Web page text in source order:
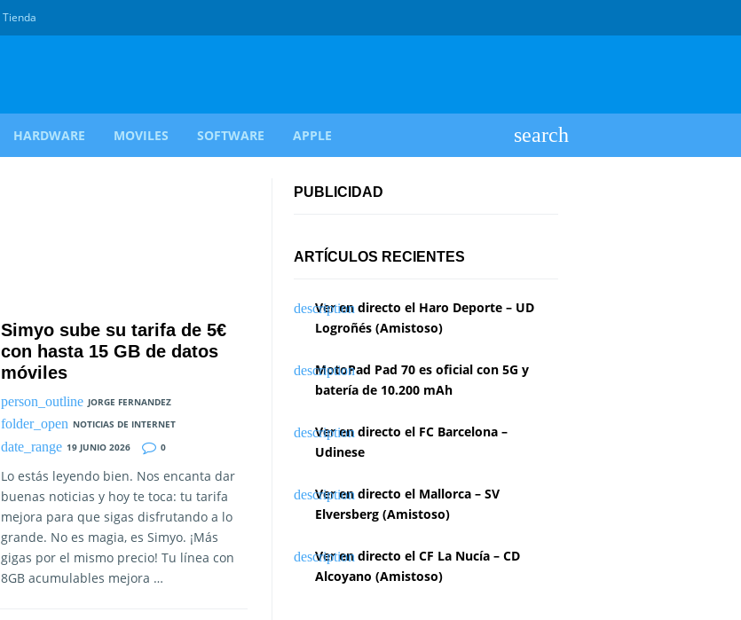
Tienda
HARDWARE MOVILES SOFTWARE APPLE
Simyo sube su tarifa de 5€
con hasta 15 GB de datos
móviles
JORGE FERNANDEZ
NOTICIAS DE INTERNET
19 JUNIO 2026
0
Lo estás leyendo bien. Nos encanta dar
buenas noticias y hoy te toca: tu tarifa
mejora para que sigas disfrutando a lo
grande. No es magia, es Simyo. ¡Más
gigas por el mismo precio! Tu línea con
8GB acumulables mejora …
PUBLICIDAD
ARTÍCULOS RECIENTES
Ver en directo el Haro Deporte – UD
Logroñés (Amistoso)
MotoPad Pad 70 es oficial con 5G y
batería de 10.200 mAh
Ver en directo el FC Barcelona –
Udinese
Ver en directo el Mallorca – SV
Elversberg (Amistoso)
Ver en directo el CF La Nucía – CD
Alcoyano (Amistoso)